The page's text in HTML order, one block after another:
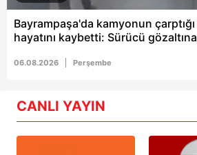
Bayrampaşa'da kamyonun çarptığı
hayatını kaybetti: Sürücü gözaltına
06.08.2026 Perşembe
CANLI YAYIN